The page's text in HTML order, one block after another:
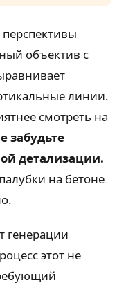
объектив с
линии.
смотреть на
забудьте
детализации.
на бетоне
генерации
этот не